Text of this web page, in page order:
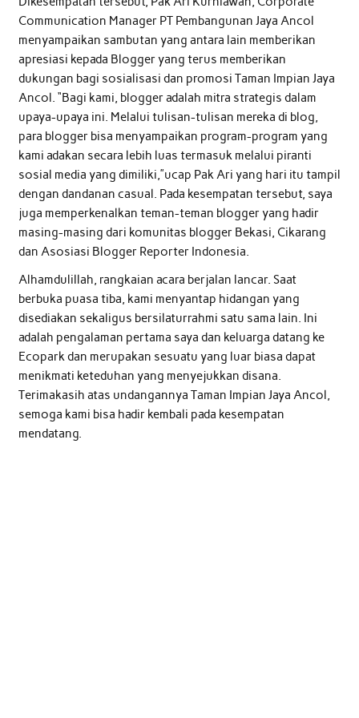
Communication Manager PT Pembangunan Jaya Ancol
menyampaikan sambutan yang antara lain memberikan
apresiasi kepada Blogger yang terus memberikan
dukungan bagi sosialisasi dan promosi Taman Impian Jaya
Ancol. “Bagi kami, blogger adalah mitra strategis dalam
upaya-upaya ini. Melalui tulisan-tulisan mereka di blog,
para blogger bisa menyampaikan program-program yang
kami adakan secara lebih luas termasuk melalui piranti
sosial media yang dimiliki,”ucap Pak Ari yang hari itu tampil
dengan dandanan casual. Pada kesempatan tersebut, saya
juga memperkenalkan teman-teman blogger yang hadir
masing-masing dari komunitas blogger Bekasi, Cikarang
dan Asosiasi Blogger Reporter Indonesia.
Alhamdulillah, rangkaian acara berjalan lancar. Saat
berbuka puasa tiba, kami menyantap hidangan yang
disediakan sekaligus bersilaturrahmi satu sama lain. Ini
adalah pengalaman pertama saya dan keluarga datang ke
Ecopark dan merupakan sesuatu yang luar biasa dapat
menikmati keteduhan yang menyejukkan disana.
Terimakasih atas undangannya Taman Impian Jaya Ancol,
semoga kami bisa hadir kembali pada kesempatan
mendatang.